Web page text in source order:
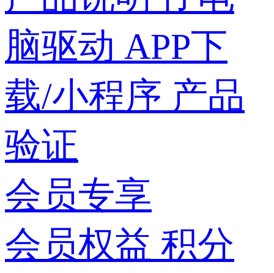
脑驱动 APP下
载/小程序 产品
验证
会员专享
会员权益 积分